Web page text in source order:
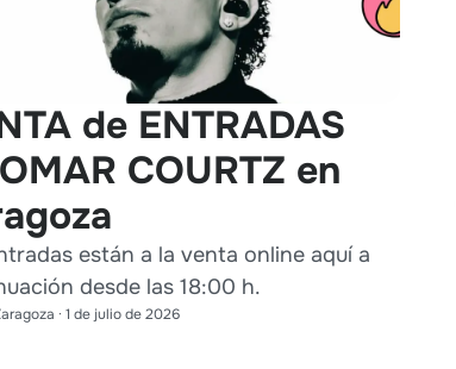
de ENTRADAS
COURTZ en
están a la venta online aquí a
desde las 18:00 h.
· 1 de julio de 2026